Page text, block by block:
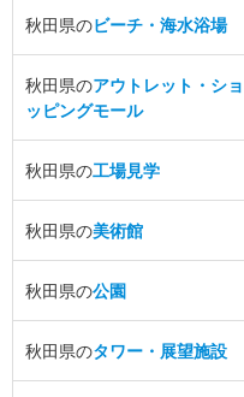
秋田県のビーチ・海水浴場
秋田県のアウトレット・ショ
ッピングモール
秋田県の工場見学
秋田県の美術館
秋田県の公園
秋田県のタワー・展望施設